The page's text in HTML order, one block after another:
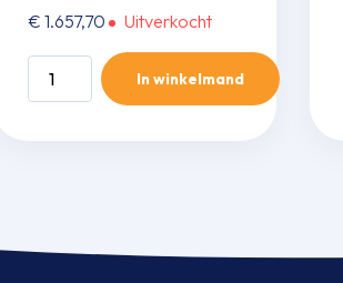
€ 1.657,70 Uitverkocht
WFT/SRC
In winkelmand